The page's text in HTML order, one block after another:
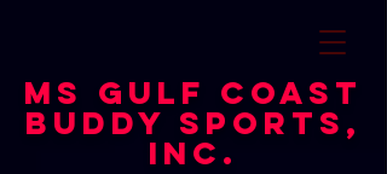
MS Gulf Coast
Buddy Sports,
Inc.